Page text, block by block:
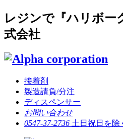
レジンで『ハリボ
式会社
接着剤
製造請負/分注
ディスペンサー
お問い合わせ
0547-37-2736 土日祝日を除